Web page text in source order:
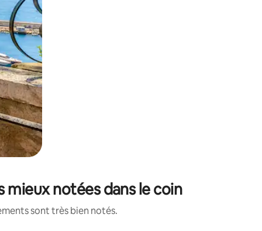
mieux notées dans le coin
sont très bien notés.